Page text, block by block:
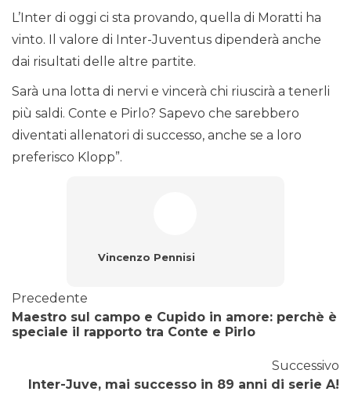
L’Inter di oggi ci sta provando, quella di Moratti ha
vinto. Il valore di Inter-Juventus dipenderà anche
dai risultati delle altre partite.
Sarà una lotta di nervi e vincerà chi riuscirà a tenerli
più saldi. Conte e Pirlo? Sapevo che sarebbero
diventati allenatori di successo, anche se a loro
preferisco Klopp”.
Vincenzo Pennisi
Precedente
Maestro sul campo e Cupido in amore: perchè è
speciale il rapporto tra Conte e Pirlo
Successivo
Inter-Juve, mai successo in 89 anni di serie A!